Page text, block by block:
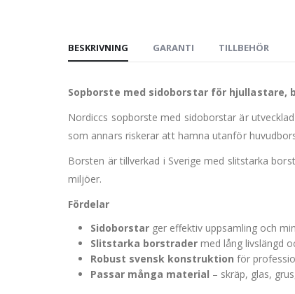
BESKRIVNING GARANTI TILLBEHÖR
Sopborste med sidoborstar för hjullastare,
Nordiccs sopborste med sidoborstar är
som annars riskerar att hamna utanför
Borsten är tillverkad i Sverige med slitstarka
miljöer.
Fördelar
Sidoborstar ger effektiv uppsamling och
Slitstarka borstrader med lång livslängd
Robust svensk konstruktion för
Passar många material – skräp, glas,